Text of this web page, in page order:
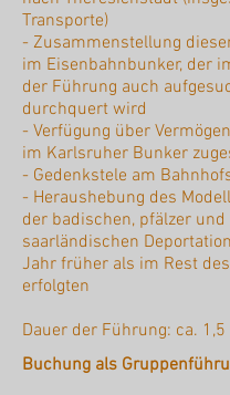
Transporte)
- Zusammenstellung
im Eisenbahnbunker, der
der Führung auch
durchquert wird
- Verfügung über
im Karlsruher Bunker
- Gedenkstele am
- Heraushebung des
der badischen, pfälzer und
saarländischen
Jahr früher als im Rest
erfolgten
Dauer der Führung: ca.
Buchung als